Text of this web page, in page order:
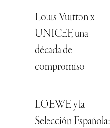
Louis Vuitton x
UNICEF, una
década de
compromiso
LOEWE y la
Selección Española: